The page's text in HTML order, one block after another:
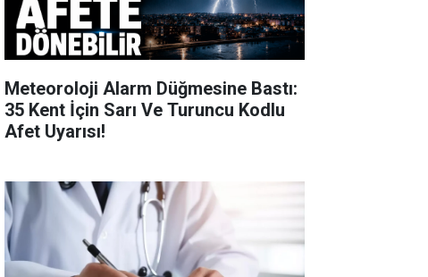
Meteoroloji Alarm Düğmesine Bastı:
35 Kent İçin Sarı Ve Turuncu Kodlu
Afet Uyarısı!